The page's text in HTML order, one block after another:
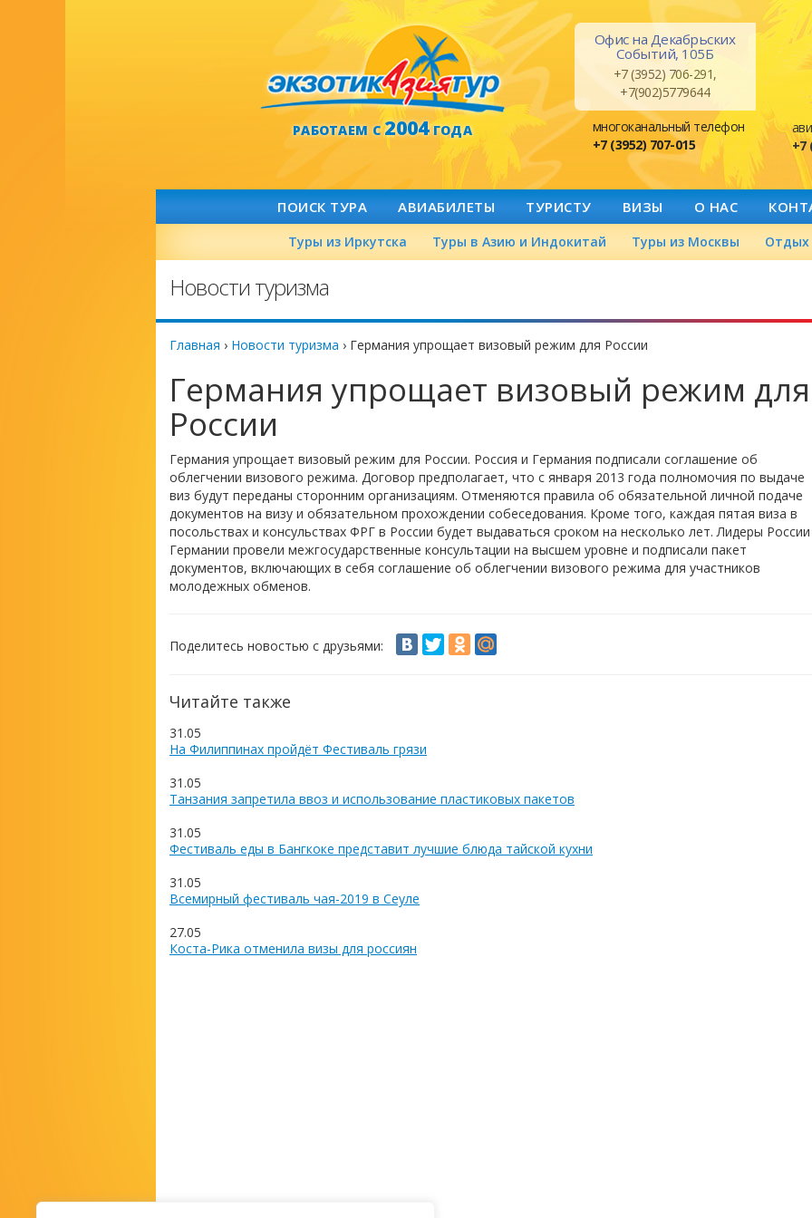
РАБОТАЕМ С2004ГОДА
Офис на Декабрьских
Событий, 105Б
+7 (3952) 706-291,
+7(902)5779644
многоканальный телефон
+7 (3952) 707-015
+7
ПОИСК ТУРА АВИАБИЛЕТЫ ТУРИСТУ ВИЗЫ О НАС
Туры из Иркутска Туры в Азию и Индокитай Туры из Москвы Отдых
Новости туризма
Главная › Новости туризма › Германия упрощает визовый режим для России
Германия упрощает визовый режим для
России
Германия упрощает визовый режим для России. Россия и Германия подписали соглашение об
облегчении визового режима. Договор предполагает, что с января 2013 года полномочия по выдаче
виз будут переданы сторонним организациям. Отменяются правила об обязательной личной подаче
документов на визу и обязательном прохождении собеседования. Кроме того, каждая пятая виза в
посольствах и консульствах ФРГ в России будет выдаваться сроком на несколько лет. Лидеры
Германии провели межгосударственные консультации на высшем уровне и подписали пакет
документов, включающих в себя соглашение об облегчении визового режима для участников
молодежных обменов.
Поделитесь новостью с друзьями:
Читайте также
31.05
На Филиппинах пройдёт Фестиваль грязи
31.05
Танзания запретила ввоз и использование пластиковых пакетов
31.05
Фестиваль еды в Бангкоке представит лучшие блюда тайской кухни
31.05
Всемирный фестиваль чая-2019 в Сеуле
27.05
Коста-Рика отменила визы для россиян